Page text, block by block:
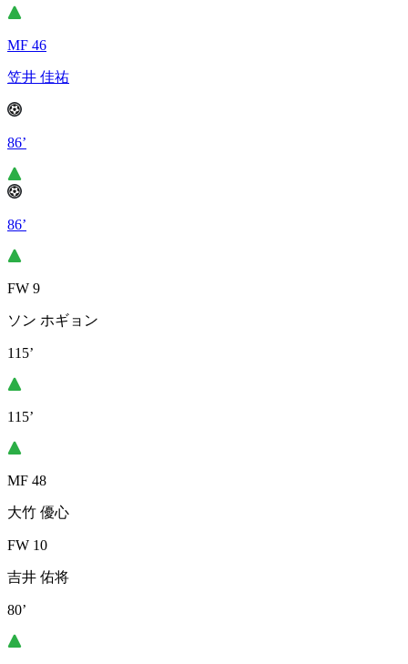
MF 46
笠井 佳祐
86’
86’
FW 9
ソン ホギョン
115’
115’
MF 48
大竹 優心
FW 10
吉井 佑将
80’